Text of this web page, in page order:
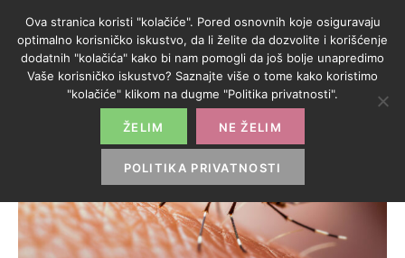
Ova stranica koristi "kolačiće". Pored osnovnih koje osiguravaju
optimalno korisničko iskustvo, da li želite da dozvolite i korišćenje
dodatnih "kolačića" kako bi nam pomogli da još bolje unapredimo
Vaše korisničko iskustvo? Saznajte više o tome kako koristimo
"kolačiće" klikom na dugme "Politika privatnosti".
ŽELIM NE ŽELIM
POLITIKA PRIVATNOSTI